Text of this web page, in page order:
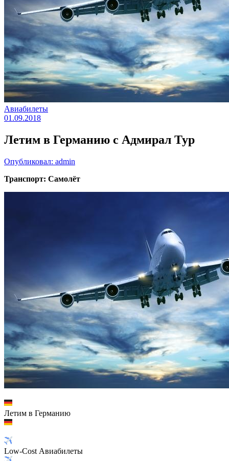
Авиабилеты
01.09.2018
Летим в Германию с Адмирал Тур
Опубликовал: admin
Транспорт: Самолёт
Летим в Германию
Low-Cost Авиабилеты